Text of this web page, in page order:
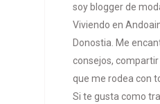
soy blogger de
Viviendo en
Donostia. Me
consejos,
que me rodea con
Si te gusta como